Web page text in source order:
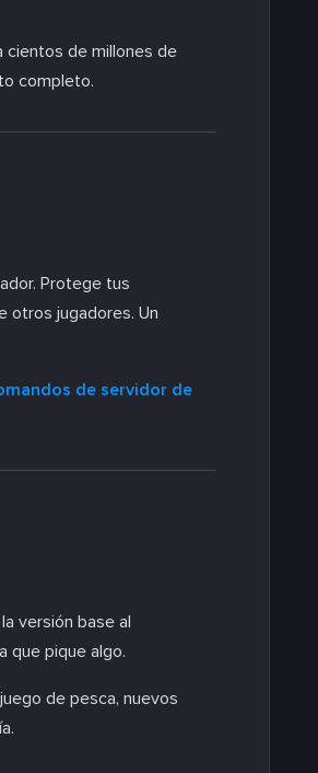
cientos de millones de
completo.
Protege tus
otros jugadores. Un
de servidor de
versión base al
que pique algo.
de pesca, nuevos